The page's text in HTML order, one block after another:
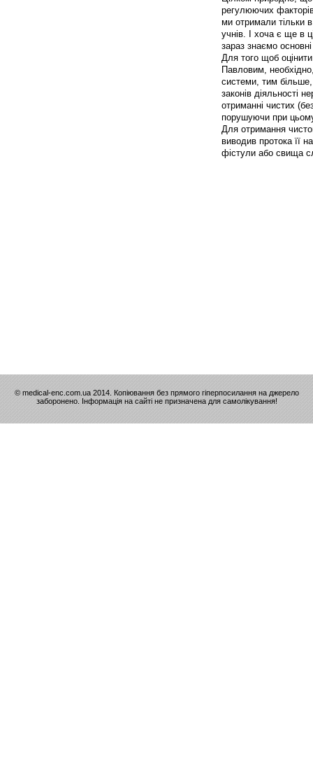
регулюючих
ми отримали тільки
учнів. І хоча є ще в
зараз знаємо
Для того щоб
Павловим,
системи, тим
законів діяльності
отриманні чистих
порушуючи при
Для отримання
виводив протока її
фістули або свища
© medical-enc.com.ua 2014. Копіювання без прямого гіперпосилання на джерело
заборонено. Інформація на сайті не призначена для самолікування!